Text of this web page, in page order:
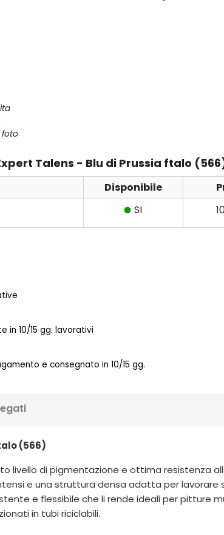
foto
Talens - Blu di Prussia ftalo
Disponibile
SI
in 10/15 gg. lavorativi
e consegnato in 10/15 gg.
(566)
livello di pigmentazione e ottima resistenza
e una struttura densa adatta per lavorare
e flessibile che li rende ideali per pitture
in tubi riciclabili.